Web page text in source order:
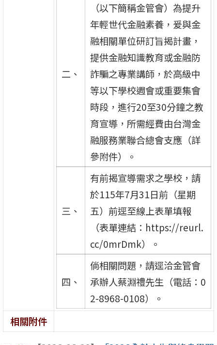
二、
（以下簡稱金管會）為提升
年輕世代金融素養，爰與金
融相關單位研訂旨揭計畫，
提供金融知識教育或金融防
詐騙之專業講師，於高級中
等以下學校週會或重要集會
時段，進行20至30分鐘之教
育宣導，所需經費由台灣金
融服務業聯合總會支應（詳
參附件）。
三、
有前揭宣導需求之學校，請
於115年7月31日前（星期
五）前逕至線上表單填報
（表單連結：https://reurl.
cc/0mrDmk）。
四、
倘相關問題，請逕洽金管會
承辦人蔡淵禮先生（電話：0
2-8968-0108）。
相關附件